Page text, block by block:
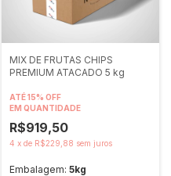
MIX DE FRUTAS CHIPS
PREMIUM ATACADO 5 kg
ATÉ 15% OFF
EM QUANTIDADE
R$919,50
4 x de R$229,88 sem juros
Embalagem: 5kg